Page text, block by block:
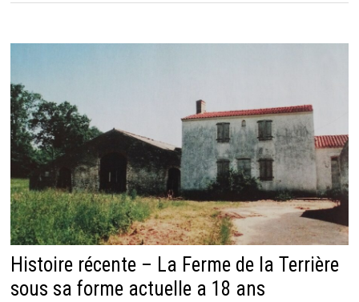
Histoire récente – La Ferme de la Terrière
sous sa forme actuelle a 18 ans